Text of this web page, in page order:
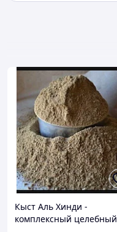
Кыст Аль Хинди -
комплексный целебный